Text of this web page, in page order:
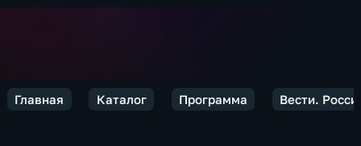
Главная Каталог Программа Вести.